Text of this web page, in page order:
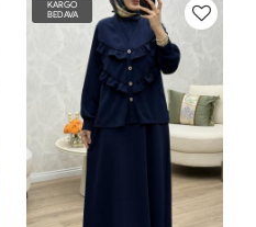
KARGO
BEDAVA